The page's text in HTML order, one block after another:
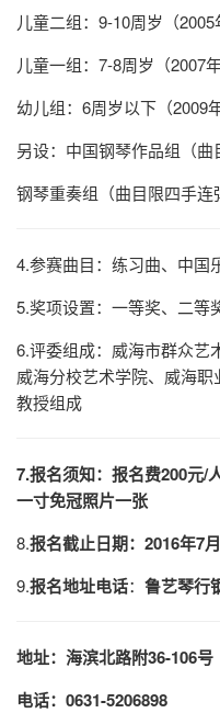
儿童二组：9-10周岁（2005
儿童一组：7-8周岁（2007
幼儿组：6周岁以下（2009
另设：中国钢琴作品组（曲
钢琴重奏组（曲目限四手连
4.参赛曲目：练习曲、中国
5.奖项设置：一等奖、二等
6.评委组成：威海市群众艺
威海分校艺术学院、威海
教授组成
7.报名须知： 报名费200元/
一寸免冠照片一张
8.报名截止日期： 2016年7
9.报名地址电话： 鲁艺琴行
地址：海滨北路附36-106号
电话： 0631-5206898